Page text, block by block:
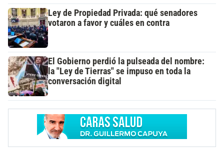
Ley de Propiedad Privada: qué senadores
votaron a favor y cuáles en contra
El Gobierno perdió la pulseada del nombre:
la "Ley de Tierras" se impuso en toda la
conversación digital